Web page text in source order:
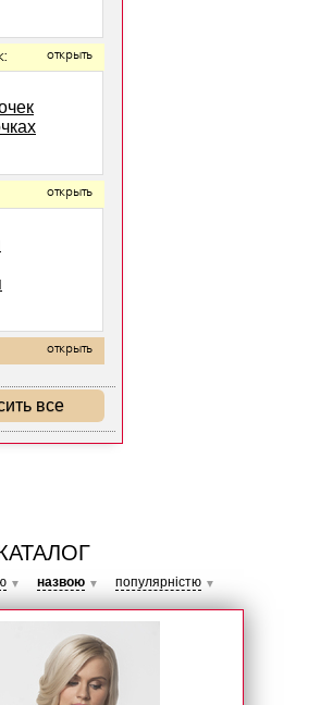
открыть
открыть
открыть
все
▼ назвою ▼ популярністю ▼